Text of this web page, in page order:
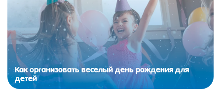
Как организовать веселый день рождения для
детей